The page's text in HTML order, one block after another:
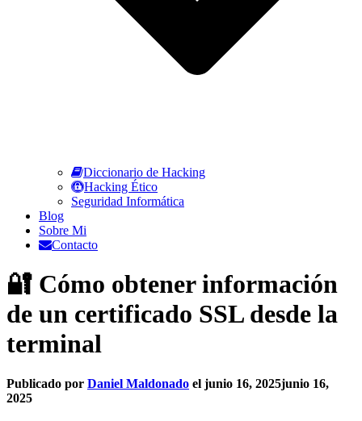
Diccionario de Hacking
Hacking Ético
Seguridad Informática
Blog
Sobre Mi
Contacto
🔐 Cómo obtener información
de un certificado SSL desde la
terminal
Publicado por Daniel Maldonado el junio 16, 2025junio 16,
2025